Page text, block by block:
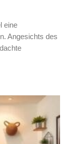
eine
Angesichts des